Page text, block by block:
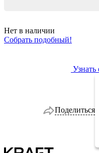
Нет в наличии
Собрать подобный!
Узнать
Поделиться